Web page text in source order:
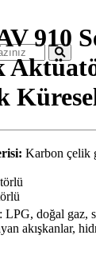
910
Karbon çelik
: LPG, doğal gaz,
akışkanlar,